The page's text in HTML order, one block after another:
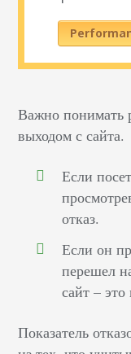
Важно понимать
выходом с сайта.
Если
отказ.
Если он
перешел
сайт – это
Показатель